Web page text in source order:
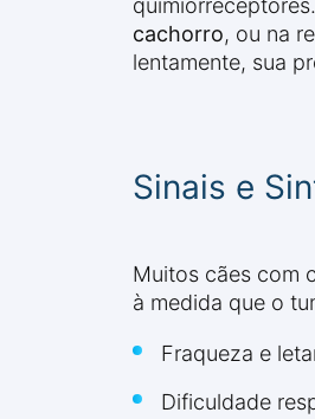
cachorro, ou na
lentamente, sua
Sinais e
Muitos cães com
à medida que o
Fraqueza e
Dificuldade